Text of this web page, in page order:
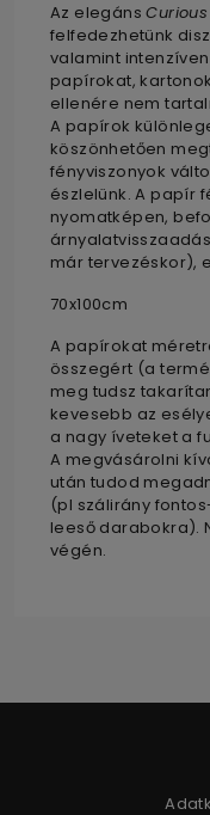
Az elegáns
felfedezhetünk
valamint
papírokat,
ellenére nem
A papírok
köszönhetően
fényviszonyok
észlelünk. A papír
nyomatképen,
már tervezéskor),
70x100cm
A papírokat
összegért (a
meg tudsz
kevesebb az
a nagy íveteket a
A megvásárolni
után tudod
(pl szálirány
leeső darabokra).
végén.